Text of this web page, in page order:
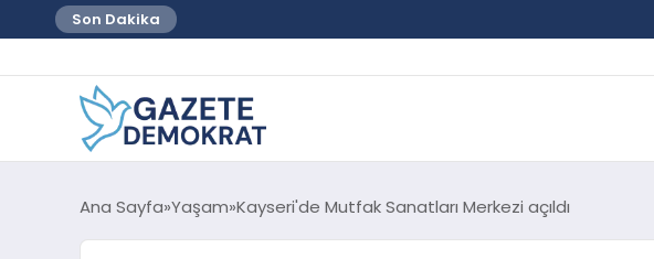
Son Dakika
Ana Sayfa Yaşam Kayseri'de Mutfak Sanatları Merkezi açıldı